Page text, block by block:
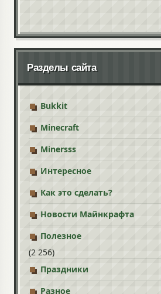
Разделы сайта
Bukkit
Minecraft
Minersss
Интересное
Как это сделать?
Новости Майнкрафта
Полезное
(2 256)
Праздники
Разное